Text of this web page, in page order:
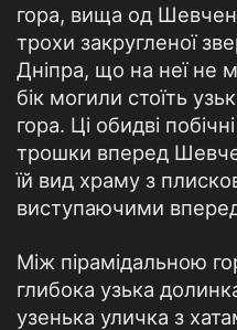
гора, вища од
трохи закругленої
Дніпра, що на неї не
бік могили стоїть
гора. Ці обидві
трошки вперед
їй вид храму з
виступаючими
Між пірамідальною
глибока узька
узенька уличка з